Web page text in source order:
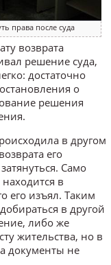
права после суда
возврата
решение суда,
достаточно
о
решения
в другом
его
Само
в
его изъял. Таким
в другой
либо же
жительства, но в
документы не